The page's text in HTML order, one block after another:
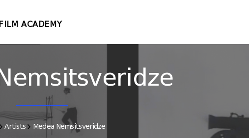
FILM ACADEMY
Artists Medea Nemsitsveridze